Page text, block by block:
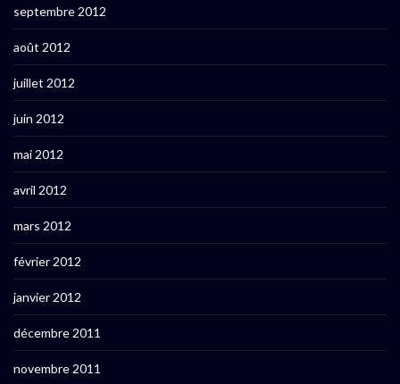
septembre 2012
août 2012
juillet 2012
juin 2012
mai 2012
avril 2012
mars 2012
février 2012
janvier 2012
décembre 2011
novembre 2011